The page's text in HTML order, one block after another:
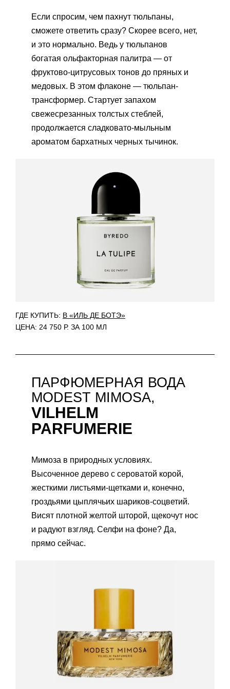
Если спросим, чем пахнут тюльпаны,
сможете ответить сразу? Скорее всего, нет,
и это нормально. Ведь у тюльпанов
богатая ольфакторная палитра — от
фруктово-цитрусовых тонов до пряных и
медовых. В этом флаконе — тюльпан-
трансформер. Стартует запахом
свежесрезанных толстых стеблей,
продолжается сладковато-мыльным
ароматом бархатных черных тычинок.
ГДЕ КУПИТЬ: В «ИЛЬ ДЕ БОТЭ»
ЦЕНА: 24 750 Р. ЗА 100 МЛ
ПАРФЮМЕРНАЯ ВОДА
MODEST MIMOSA,
VILHELM
PARFUMERIE
Мимоза в природных условиях.
Высоченное дерево с сероватой корой,
жесткими листьями-щетками и, конечно,
гроздьями цыплячьих шариков-соцветий.
Висят плотной желтой шторой, щекочут нос
и радуют взгляд. Селфи на фоне? Да,
прямо сейчас.